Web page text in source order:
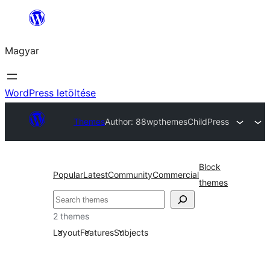
Ugrás
tartalomhoz
Magyar
WordPress letöltése
ThemesAuthor: 88wpthemesChildPress
PopularLatestCommunityCommercial
Block
themes
Keresés
2 themes
LayoutFeaturesSubjects